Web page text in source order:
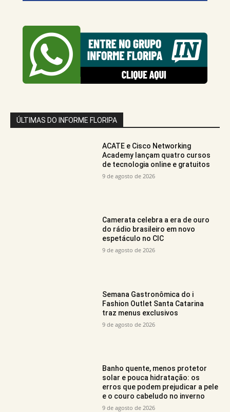
ÚLTIMAS DO INFORME FLORIPA
ACATE e Cisco Networking
Academy lançam quatro cursos
de tecnologia online e gratuitos
9 de agosto de 2026
Camerata celebra a era de ouro
do rádio brasileiro em novo
espetáculo no CIC
9 de agosto de 2026
Semana Gastronômica do i
Fashion Outlet Santa Catarina
traz menus exclusivos
9 de agosto de 2026
Banho quente, menos protetor
solar e pouca hidratação: os
erros que podem prejudicar a pele
e o couro cabeludo no inverno
9 de agosto de 2026